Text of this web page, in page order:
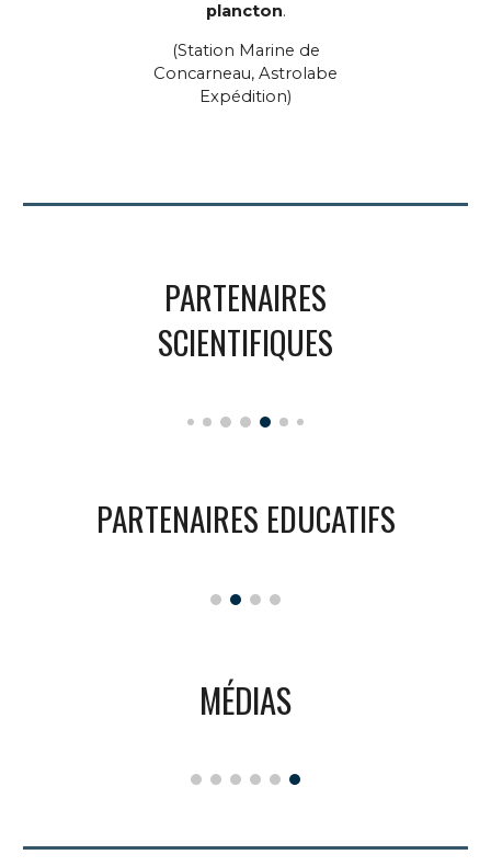
plancton.
(Station Marine de
Concarneau, Astrolabe
Expédition)
PARTENAIRES
SCIENTIFIQUES
PARTENAIRES EDUCATIFS
MÉDIAS